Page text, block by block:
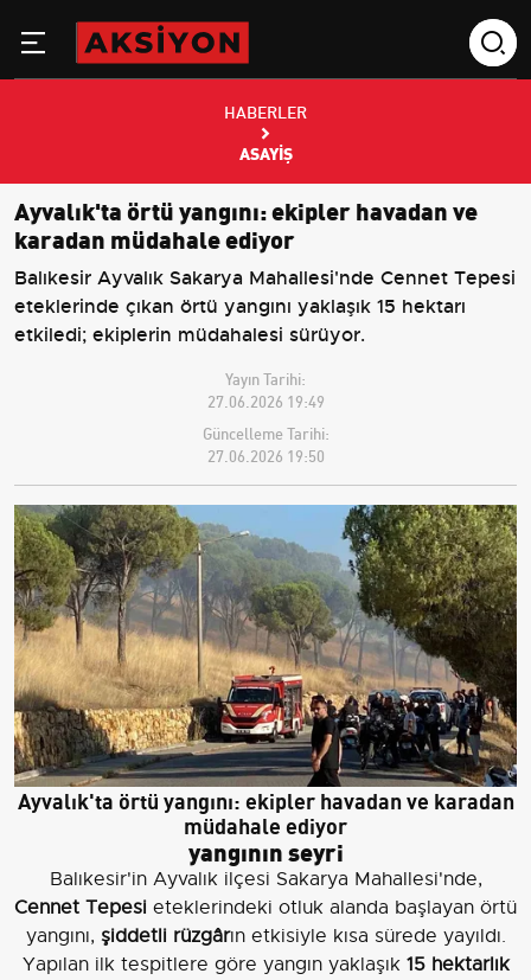
HABERLER
ASAYIŞ
Ayvalık'ta örtü yangını: ekipler havadan ve
karadan müdahale ediyor
Balıkesir Ayvalık Sakarya Mahallesi'nde Cennet Tepesi
eteklerinde çıkan örtü yangını yaklaşık 15 hektarı
etkiledi; ekiplerin müdahalesi sürüyor.
Yayın Tarihi:
27.06.2026 19:49
Güncelleme Tarihi:
27.06.2026 19:50
Ayvalık'ta örtü yangını: ekipler havadan ve karadan
müdahale ediyor
yangının seyri
Balıkesir'in Ayvalık ilçesi Sakarya Mahallesi'nde,
Cennet Tepesi eteklerindeki otluk alanda başlayan örtü
yangını, şiddetli rüzgârın etkisiyle kısa sürede yayıldı.
Yapılan ilk tespitlere göre yangın yaklaşık 15 hektarlık